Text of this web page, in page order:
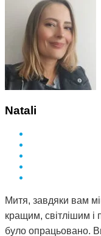
Natali
Митя, завдяки вам
кращим, світлішим і
було опрацьовано.